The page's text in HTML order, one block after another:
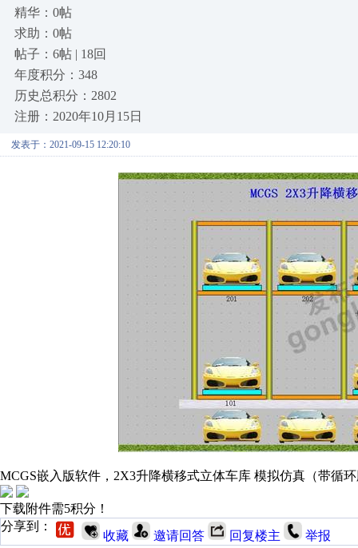
精华：0帖
求助：0帖
帖子：6帖 | 18回
年度积分：348
历史总积分：2802
注册：2020年10月15日
发表于：2021-09-15 12:20:10
MCGS嵌入版软件，2X3升降横移式立体车库 模拟仿真（带循
下载附件需5积分！
分享到：
收藏 邀请回答 回复楼主 举报